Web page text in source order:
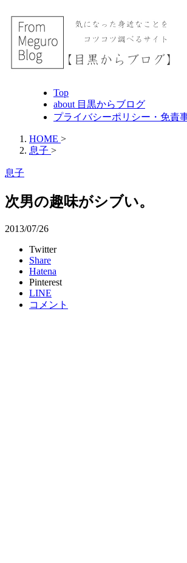
Top
about 目黒からブログ
プライバシーポリシー・免責
HOME >
息子 >
息子
次男の趣味がシブい。
2013/07/26
Twitter
Share
Hatena
Pinterest
LINE
コメント